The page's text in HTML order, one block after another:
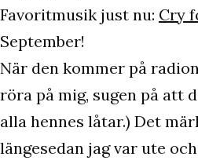
Favoritmusik just nu: Cry
September!
När den kommer på
röra på mig, sugen på att
alla hennes låtar.) Det
längesedan jag var ute